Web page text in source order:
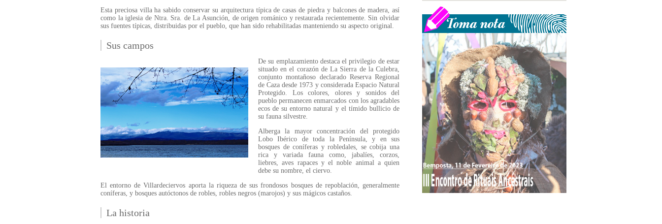
Esta preciosa villa ha sabido conservar su arquitectura típica de casas de piedra y balcones de madera, así
como la iglesia de Ntra. Sra. de La Asunción, de origen románico y restaurada recientemente. Sin olvidar
sus fuentes típicas, distribuidas por el pueblo, que han sido rehabilitadas manteniendo su aspecto original.
Sus campos
De su emplazamiento destaca el privilegio de estar
situado en el corazón de La Sierra de la Culebra,
conjunto montañoso declarado Reserva Regional
de Caza desde 1973 y considerada Espacio Natural
Protegido. Los colores, olores y sonidos del
pueblo permanecen enmarcados con los agradables
ecos de su entorno natural y el tímido bullicio de
su fauna silvestre.
Alberga la mayor concentración del protegido
Lobo Ibérico de toda la Península, y en sus
bosques de coníferas y robledales, se cobija una
rica y variada fauna como, jabalíes, corzos,
liebres, aves rapaces y el noble animal a quien
debe su nombre, el ciervo.
El entorno de Villardeciervos aporta la riqueza de sus frondosos bosques de repoblación, generalmente
coníferas, y bosques autóctonos de robles, robles negros (marojos) y sus mágicos castaños.
La historia